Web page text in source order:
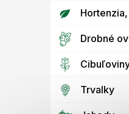
Drobné
Trvalky